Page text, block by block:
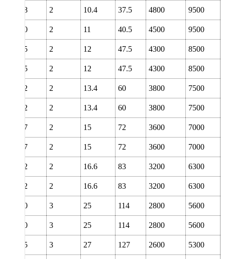
28 2 10.4 37.5 4800 9500
30 2 11 40.5 4500 9500
35 2 12 47.5 4300 8500
35 2 12 47.5 4300 8500
42 2 13.4 60 3800 7500
42 2 13.4 60 3800 7500
47 2 15 72 3600 7000
47 2 15 72 3600 7000
52 2 16.6 83 3200 6300
52 2 16.6 83 3200 6300
60 3 25 114 2800 5600
60 3 25 114 2800 5600
65 3 27 127 2600 5300